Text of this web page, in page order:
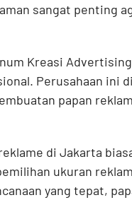
sangat penting
Kreasi Advertising
Perusahaan ini
papan
di Jakarta
ukuran
yang tepat,